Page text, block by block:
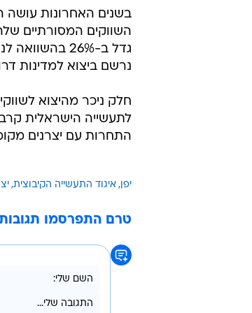
לדבריו אין להעריך
של ההשפעה.
יצוא התעשייה הקיבוצית
בדגש על מוצרים
טכנולוגיות ומוצרים
בעולם בפיתוחן. להערכת
להביא להזדמנויות
נרשם ביצוא למדינות
חלק ניכר מהיצוא
לתעשייה הישראלית
התחרות עם יצרנים